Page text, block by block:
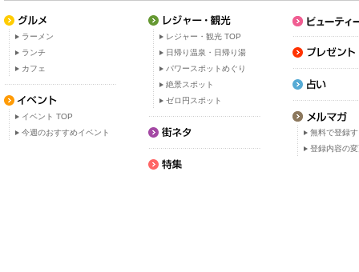
ラーメン
ランチ
カフェ
イベント TOP
今週のおすすめイベント
レジャー・観光 TOP
日帰り温泉・日帰り湯
パワースポットめぐり
絶景スポット
ゼロ円スポット
無料で登録
登録内容の